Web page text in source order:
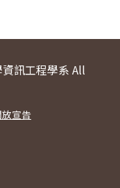
訊工程學系 All
宣告